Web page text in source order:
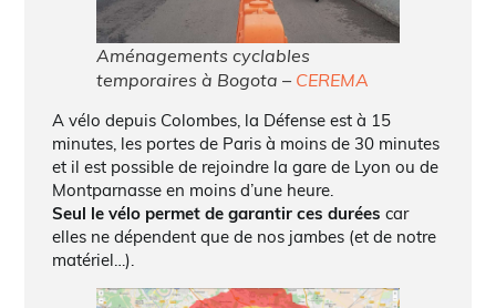
Aménagements cyclables
temporaires à Bogota – CEREMA
A vélo depuis Colombes, la Défense est à 15
minutes, les portes de Paris à moins de 30 minutes
et il est possible de rejoindre la gare de Lyon ou de
Montparnasse en moins d’une heure.
Seul le vélo permet de garantir ces durées car
elles ne dépendent que de nos jambes (et de notre
matériel…).